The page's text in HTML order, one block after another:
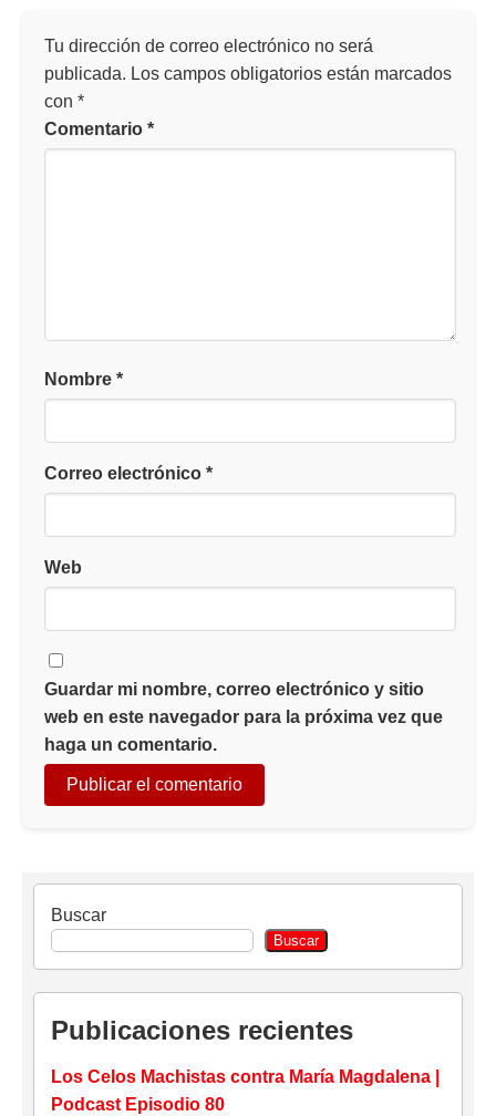
Tu dirección de correo electrónico no será
publicada. Los campos obligatorios están marcados
con *
Comentario *
Nombre *
Correo electrónico *
Web
Guardar mi nombre, correo electrónico y sitio
web en este navegador para la próxima vez que
haga un comentario.
Buscar
Buscar
Publicaciones recientes
Los Celos Machistas contra María Magdalena |
Podcast Episodio 80